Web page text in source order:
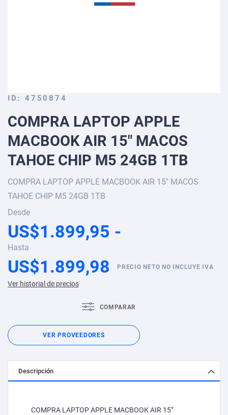
ID 4750874
COMPRA LAPTOP APPLE
MACBOOK AIR 15" MACOS
TAHOE CHIP M5 24GB 1TB
COMPRA LAPTOP APPLE MACBOOK AIR 15" MACOS
TAHOE CHIP M5 24GB 1TB
Desde
US$1.899,95
Hasta
US$1.899,98 PRECIO NETO NO INCLUYE IVA
Ver historial de precios
COMPARAR
VER PROVEEDORES
Skip
the
beginning
of
the
images
Descripción
COMPRA LAPTOP APPLE MACBOOK AIR 15"